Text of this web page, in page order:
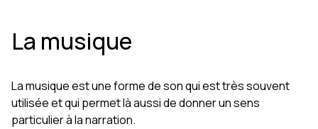
La musique
La musique est une forme de son qui est très souvent
utilisée et qui permet là aussi de donner un sens
particulier à la narration.